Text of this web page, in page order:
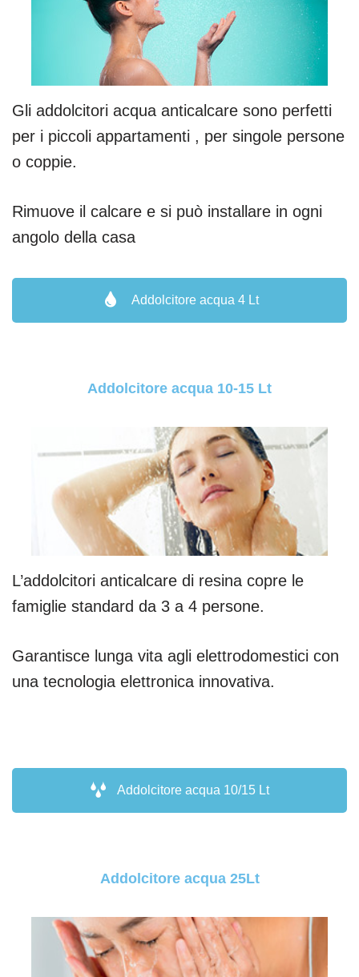
Gli addolcitori acqua anticalcare sono perfetti
per i piccoli appartamenti , per singole persone
o coppie.
Rimuove il calcare e si può installare in ogni
angolo della casa
Addolcitore acqua 4 Lt
Addolcitore acqua 10-15 Lt
L’addolcitori anticalcare di resina copre le
famiglie standard da 3 a 4 persone.
Garantisce lunga vita agli elettrodomestici con
una tecnologia elettronica innovativa.
Addolcitore acqua 10/15 Lt
Addolcitore acqua 25Lt